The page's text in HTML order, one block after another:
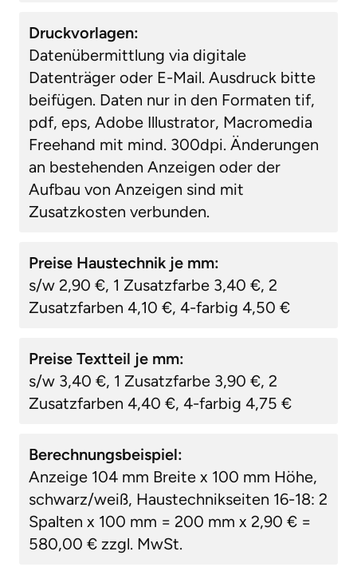
Druckvorlagen:
Datenübermittlung via digitale
Datenträger oder E-Mail. Ausdruck bitte
beifügen. Daten nur in den Formaten tif,
pdf, eps, Adobe Illustrator, Macromedia
Freehand mit mind. 300dpi. Änderungen
an bestehenden Anzeigen oder der
Aufbau von Anzeigen sind mit
Zusatzkosten verbunden.
Preise Haustechnik je mm:
s/w 2,90 €, 1 Zusatzfarbe 3,40 €, 2
Zusatzfarben 4,10 €, 4-farbig 4,50 €
Preise Textteil je mm:
s/w 3,40 €, 1 Zusatzfarbe 3,90 €, 2
Zusatzfarben 4,40 €, 4-farbig 4,75 €
Berechnungsbeispiel:
Anzeige 104 mm Breite x 100 mm Höhe,
schwarz/weiß, Haustechnikseiten 16-18: 2
Spalten x 100 mm = 200 mm x 2,90 € =
580,00 € zzgl. MwSt.